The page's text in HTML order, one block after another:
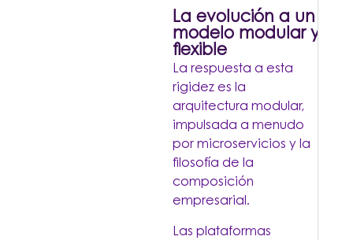
La evolución a un
modelo modular y
flexible
La respuesta a esta
rigidez es la
arquitectura modular,
impulsada a menudo
por microservicios y la
filosofía de la
composición
empresarial.
Las plataformas